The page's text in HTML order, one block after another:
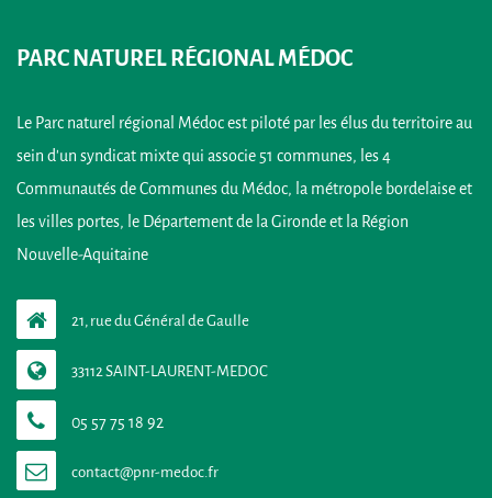
PARC NATUREL RÉGIONAL MÉDOC
Le Parc naturel régional Médoc est piloté par les élus du territoire au
sein d’un syndicat mixte qui associe 51 communes, les 4
Communautés de Communes du Médoc, la métropole bordelaise et
les villes portes, le Département de la Gironde et la Région
Nouvelle-Aquitaine
21, rue du Général de Gaulle
33112 SAINT-LAURENT-MEDOC
05 57 75 18 92